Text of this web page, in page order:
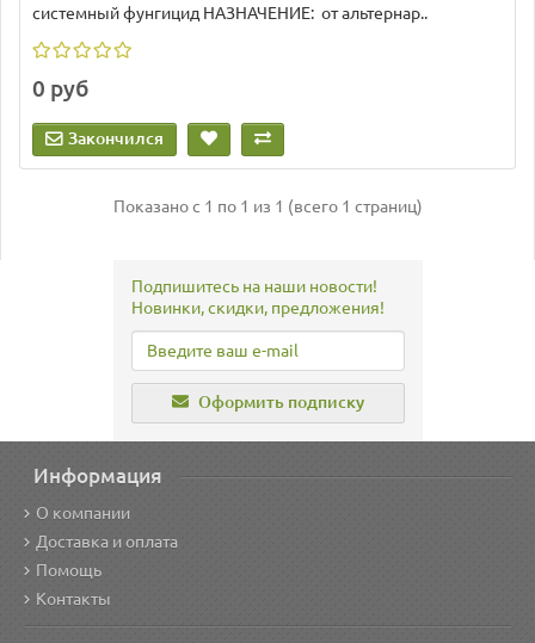
системный фунгицид НАЗНАЧЕНИЕ: от альтернар..
0 руб
Закончился
Показано с 1 по 1 из 1 (всего 1 страниц)
Подпишитесь на наши новости!
Новинки, скидки, предложения!
Оформить подписку
Информация
О компании
Доставка и оплата
Помощь
Контакты